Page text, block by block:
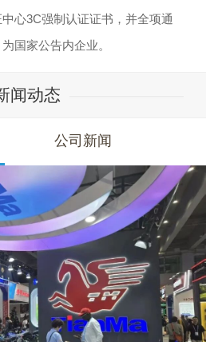
心3C强制认证证书，并全项通
国家公告内企业。
闻动态
公司新闻